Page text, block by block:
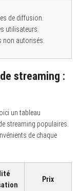
de diffusion.
utilisateurs.
non autorisés.
streaming :
un tableau
streaming populaires.
de chaque
Prix